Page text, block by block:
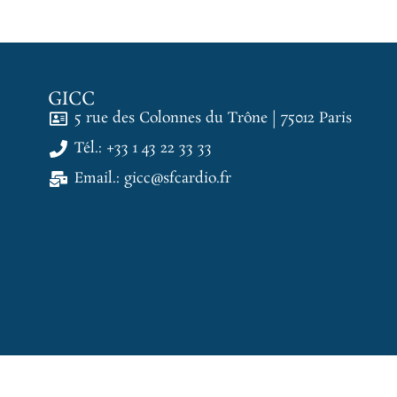
GICC
5 rue des Colonnes du Trône | 75012 Paris
Tél.: +33 1 43 22 33 33
Email.: gicc@sfcardio.fr